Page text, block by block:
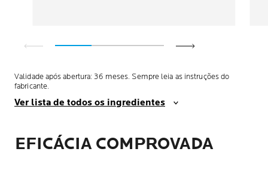
Validade após abertura: 36 meses. Sempre leia as instruções do
fabricante.
Ver lista de todos os ingredientes
EFICÁCIA COMPROVADA